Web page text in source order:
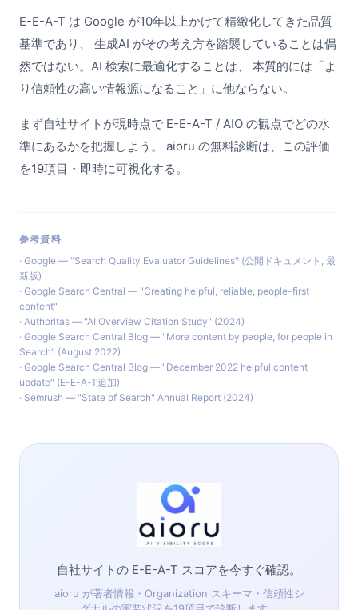
E-E-A-T は Google が10年以上かけて精緻化してきた品質
基準であり、 生成AI がその考え方を踏襲していることは偶
然ではない。AI 検索に最適化することは、 本質的には「よ
り信頼性の高い情報源になること」に他ならない。
まず自社サイトが現時点で E-E-A-T / AIO の観点でどの水
準にあるかを把握しよう。 aioru の無料診断は、この評価
を19項目・即時に可視化する。
参考資料
· Google — "Search Quality Evaluator Guidelines" (公開ドキュメント, 最
新版)
· Google Search Central — "Creating helpful, reliable, people-first
content"
· Authoritas — "AI Overview Citation Study" (2024)
· Google Search Central Blog — "More content by people, for people in
Search" (August 2022)
· Google Search Central Blog — "December 2022 helpful content
update" (E-E-A-T追加)
· Semrush — "State of Search" Annual Report (2024)
自社サイトの E-E-A-T スコアを今すぐ確認。
aioru が著者情報・Organization スキーマ・信頼性シ